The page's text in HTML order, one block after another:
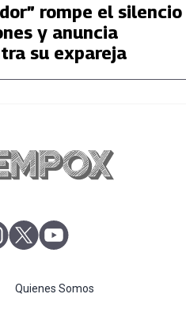
rompe el silencio
y anuncia
su expareja
en nueva pestaña
abre en nueva pestaña
abre en nueva pestaña
Quienes Somos